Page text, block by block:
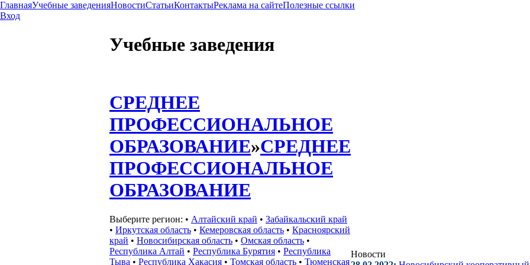
ГлавнаяУчебные заведенияНовостиСтатьиКонтактыРеклама на сайтеПолезные ссылки
Вход
Учебные заведения
СРЕДНЕЕ
ПРОФЕССИОНАЛЬНОЕ
ОБРАЗОВАНИЕ»СРЕДНЕЕ
ПРОФЕССИОНАЛЬНОЕ
ОБРАЗОВАНИЕ
Выберите регион: • Алтайский край • Забайкальский край
• Иркутская область • Кемеровская область • Красноярский
край • Новосибирская область • Омская область •
Республика Алтай • Республика Бурятия • Республика
Тыва • Республика Хакасия • Томская область • Тюменская
Новости